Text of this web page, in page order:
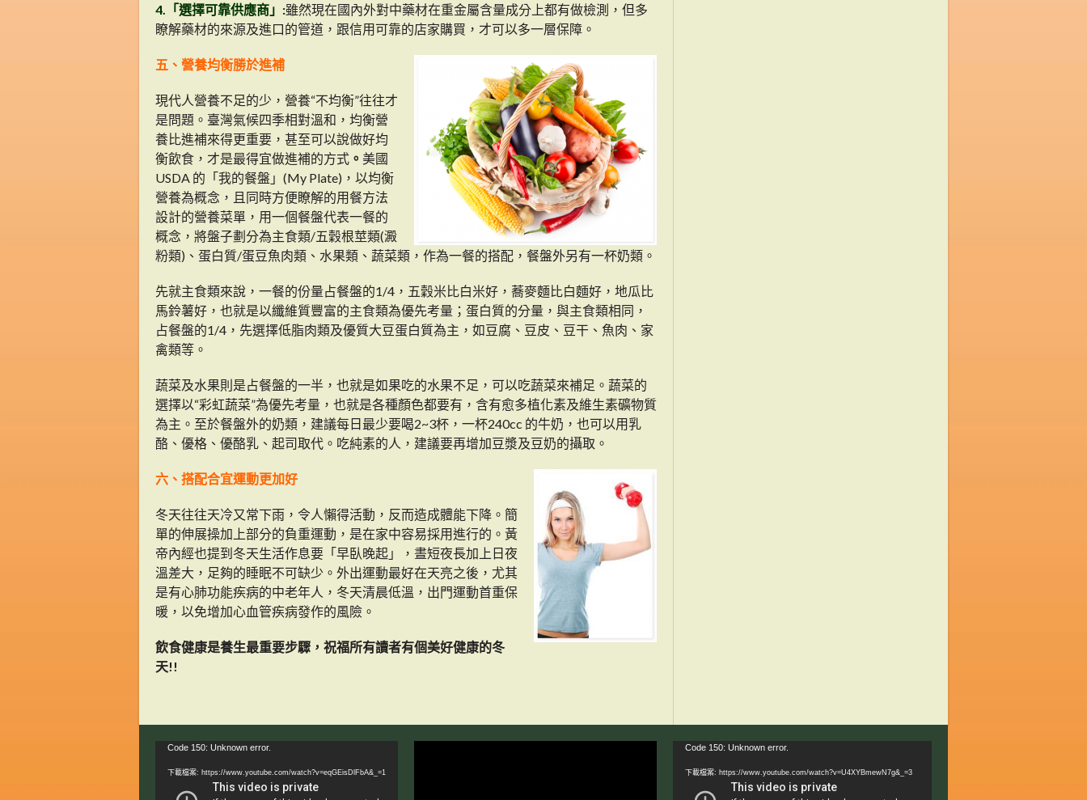
4.「選擇可靠供應商」:雖然現在國內外對中藥材在重金屬含量成分上都有做檢測，但多
瞭解藥材的來源及進口的管道，跟信用可靠的店家購買，才可以多一層保障。
五、營養均衡勝於進補
現代人營養不足的少，營養“不均衡”往往才
是問題。臺灣氣候四季相對溫和，均衡營
養比進補來得更重要，甚至可以說做好均
衡飲食，才是最得宜做進補的方式 。 美國
USDA 的「我的餐盤」(My Plate)，以均衡
營養為概念，且同時方便瞭解的用餐方法
設計的營養菜單，用一個餐盤代表一餐的
概念，將盤子劃分為主食類/五穀根莖類(澱
粉類)、蛋白質/蛋豆魚肉類、水果類、蔬菜類，作為一餐的搭配，餐盤外另有一杯奶類。
先就主食類來說，一餐的份量占餐盤的1/4，五穀米比白米好，蕎麥麵比白麵好，地瓜比
馬鈴薯好，也就是以纖維質豐富的主食類為優先考量；蛋白質的分量，與主食類相同，
占餐盤的1/4，先選擇低脂肉類及優質大豆蛋白質為主，如豆腐、豆皮、豆干、魚肉、家
禽類等。
蔬菜及水果則是占餐盤的一半，也就是如果吃的水果不足，可以吃蔬菜來補足。蔬菜的
選擇以“彩虹蔬菜”為優先考量，也就是各種顏色都要有，含有愈多植化素及維生素礦物質
為主。至於餐盤外的奶類，建議每日最少要喝2~3杯，一杯240cc 的牛奶，也可以用乳
酪、優格、優酪乳、起司取代。吃純素的人，建議要再增加豆漿及豆奶的攝取。
六、搭配合宜運動更加好
冬天往往天冷又常下雨，令人懶得活動，反而造成體能下降。簡
單的伸展操加上部分的負重運動，是在家中容易採用進行的。黃
帝內經也提到冬天生活作息要「早臥晚起」，晝短夜長加上日夜
溫差大，足夠的睡眠不可缺少。外出運動最好在天亮之後，尤其
是有心肺功能疾病的中老年人，冬天清晨低溫，出門運動首重保
暖，以免增加心血管疾病發作的風險。
飲食健康是養生最重要步驟，祝福所有讀者有個美好健康的冬
天!!
Code 150: Unknown error.
下載檔案: https://www.youtube.com/watch?v=eqGEisDlFbA&_=1
Code 150: Unknown error.
下載檔案: https://www.youtube.com/watch?v=U4XYBmewN7g&_=3